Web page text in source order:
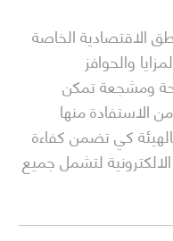
الاقتصادية الخاصة
والحوافز
ومشجعة تمكن
الاستفادة منها
كي تضمن كفاءة
لتشمل جميع